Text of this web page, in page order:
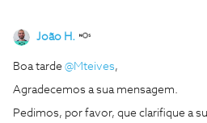
João H.
Boa tarde ​ @Mteives,
Agradecemos a sua mensagem.
Pedimos, por favor, que clarifique a